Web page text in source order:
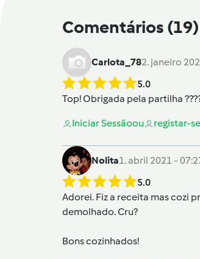
Comentários (19)
Carlota_782. janeiro
5.0
Top! Obrigada pela partilha
Iniciar Sessãoou registar-se
Nolita1. abril 2021 -
5.0
Adorei. Fiz a receita mas cozi
demolhado. Cru?
Bons cozinhados!